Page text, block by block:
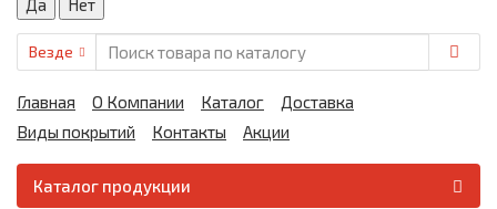
Везде
Главная О Компании Каталог
Доставка
Виды покрытий
Контакты Акции
Каталог продукции